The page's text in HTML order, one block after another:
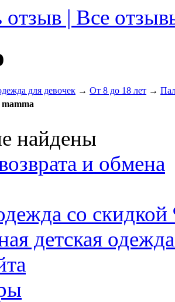
отзыв | Все
для девочек → От 8 до 18 лет →
найдены
и обмена
со скидкой
детская